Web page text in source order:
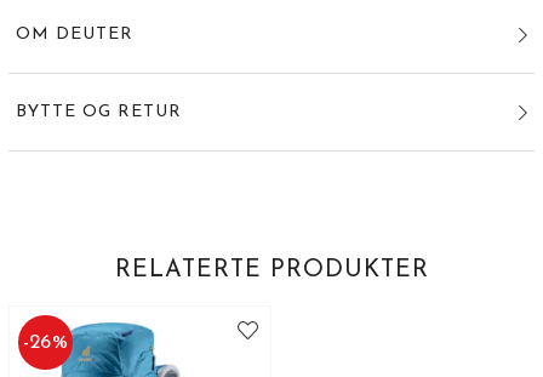
OM DEUTER
BYTTE OG RETUR
RELATERTE PRODUKTER
-26%